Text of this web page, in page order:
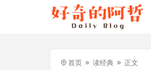
首页 读经典 正文